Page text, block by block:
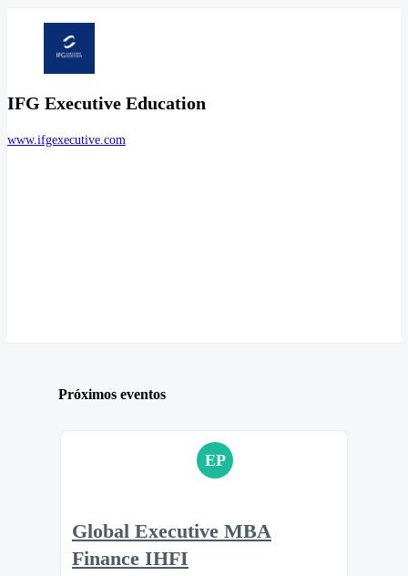
IFG Executive Education
www.ifgexecutive.com
Próximos eventos
EP
Global Executive MBA
Finance IHFI